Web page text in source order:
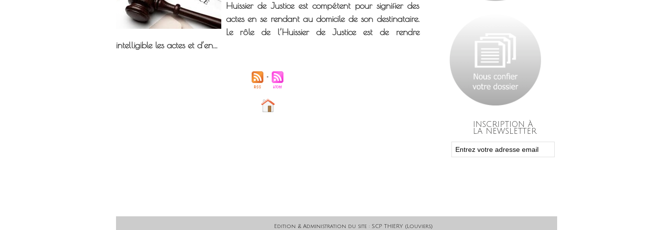
Huissier de Justice est compétent pour signifier des
actes en se rendant au domicile de son destinataire.
Le rôle de l’Huissier de Justice est de rendre
intelligible les actes et d’en...
INSCRIPTION À
LA NEWSLETTER
Edition & Administration du site : SCP THIERY (Louviers)